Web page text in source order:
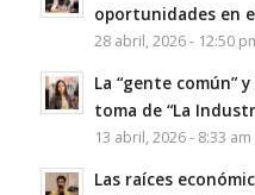
oportunidades en
28 abril, 2026 - 12:50
La “gente común”
toma de “La
13 abril, 2026 - 8:33 am
Las raíces